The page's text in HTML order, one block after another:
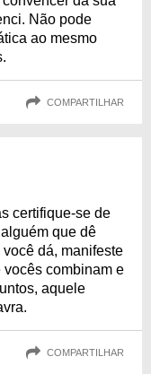
Não pode
ao mesmo
COMPARTILHAR
certifique-se de
que dê
dá, manifeste
combinam e
aquele
COMPARTILHAR